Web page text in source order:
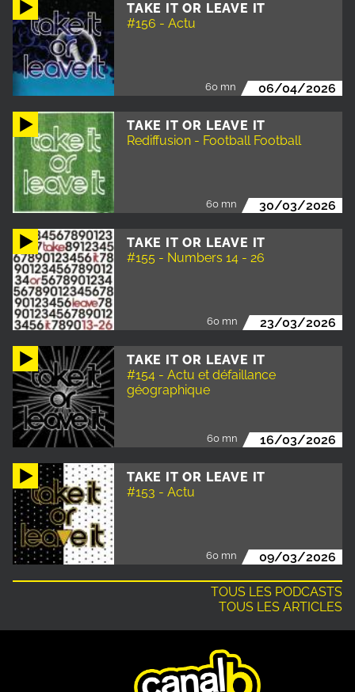
TAKE IT OR LEAVE IT
#156 - Actu
60 mn 06/04/2026
TAKE IT OR LEAVE IT
Rediffusion - Football Football
60 mn 30/03/2026
TAKE IT OR LEAVE IT
#155 - Numbers 14 - 26
60 mn 23/03/2026
TAKE IT OR LEAVE IT
#154 - Actu et défaillance
géographique
60 mn 16/03/2026
TAKE IT OR LEAVE IT
#153 - Actu
60 mn 09/03/2026
TOUS LES PODCASTS
TOUS LES ARTICLES